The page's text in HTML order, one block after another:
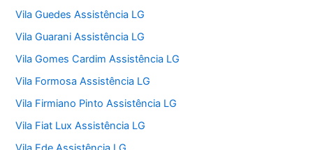
Vila Guedes Assistência LG
Vila Guarani Assistência LG
Vila Gomes Cardim Assistência LG
Vila Formosa Assistência LG
Vila Firmiano Pinto Assistência LG
Vila Fiat Lux Assistência LG